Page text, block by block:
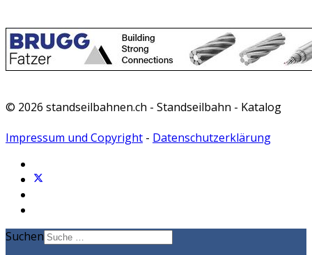
© 2026 standseilbahnen.ch - Standseilbahn - Katalog
Impressum und Copyright - Datenschutzerklärung
Suchen